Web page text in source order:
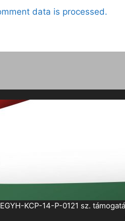
data is processed.
KCP-14-P-0121 sz.